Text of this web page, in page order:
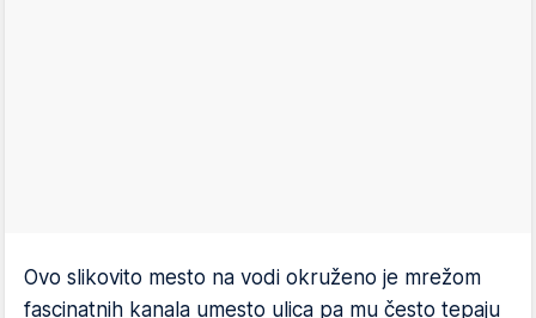
Ovo slikovito mesto na vodi okruženo je mrežom
fascinatnih kanala umesto ulica pa mu često tepaju